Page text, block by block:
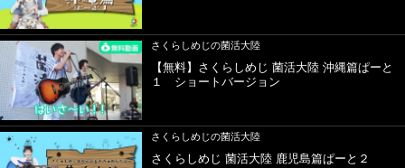
さくらしめじの菌活大陸
【無料】さくらしめじ 菌活大陸 沖縄篇ぱーと
１ ショートバージョン
さくらしめじの菌活大陸
さくらしめじ 菌活大陸 鹿児島篇ぱーと２